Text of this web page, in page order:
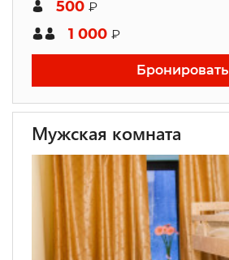
500 ₽
1 000 ₽
Бронировать
Мужская комната